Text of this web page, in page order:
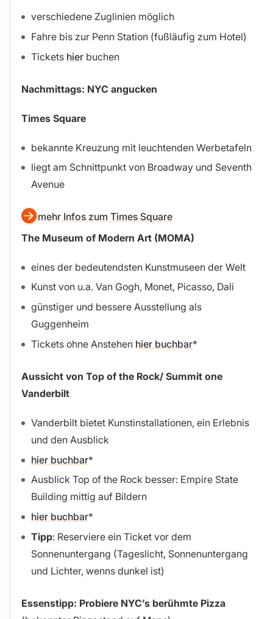
verschiedene Zuglinien möglich
Fahre bis zur Penn Station (fußläufig zum Hotel)
Tickets hierbuchen
Nachmittags: NYC angucken
Times Square
bekannte Kreuzung mit leuchtenden Werbetafeln
liegt am Schnittpunkt von Broadway und Seventh
Avenue
mehr Infos zum Times Square
The Museum of Modern Art (MOMA)
eines der bedeutendsten Kunstmuseen der Welt
Kunst von u.a. Van Gogh, Monet, Picasso, Dali
günstiger und bessere Ausstellung als
Guggenheim
Tickets ohne Anstehen hier buchbar
Aussicht von Top of the Rock/ Summit one
Vanderbilt
Vanderbilt bietet Kunstinstallationen, ein Erlebnis
und den Ausblick
hier buchbar
Ausblick Top of the Rock besser: Empire State
Building mittig auf Bildern
hier buchbar
Tipp: Reserviere ein Ticket vor dem
Sonnenuntergang (Tageslicht, Sonnenuntergang
und Lichter, wenns dunkel ist)
Essenstipp: Probiere NYC’s berühmte Pizza